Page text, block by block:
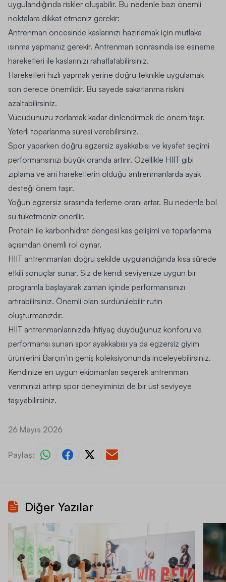
uygulandığında riskler oluşabilir. Bu nedenle bazı önemli
noktalara dikkat etmeniz gerekir:
Antrenman öncesinde kaslarınızı hazırlamak için mutlaka
ısınma yapmanız gerekir. Antrenman sonrasında ise esneme
hareketleri ile kaslarınızı rahatlatabilirsiniz.
Hareketleri hızlı yapmak yerine doğru teknikle uygulamak
son derece önemlidir. Bu sayede sakatlanma riskini
azaltabilirsiniz.
Vücudunuzu zorlamak kadar dinlendirmek de önem taşır.
Yeterli toparlanma süresi verebilirsiniz.
Spor yaparken doğru egzersiz ayakkabısı ve kıyafet seçimi
performansınızı büyük oranda artırır. Özellikle HIIT gibi
zıplama ve ani hareketlerin olduğu antrenmanlarda ayak
desteği önem taşır.
Yoğun egzersiz sırasında terleme oranı artar. Bu nedenle bol
su tüketmeniz önerilir.
Protein ile karbonhidrat dengesi kas gelişimi ve toparlanma
açısından önemli rol oynar.
HIIT antrenmanları doğru şekilde uygulandığında kısa sürede
etkili sonuçlar sunar. Siz de kendi seviyenize uygun bir
programla başlayarak zaman içinde performansınızı
artırabilirsiniz. Önemli olan sürdürülebilir rutin
oluşturmanızdır.
HIIT antrenmanlarınızda ihtiyaç duyduğunuz konforu ve
performansı sunan spor ayakkabısı ya da egzersiz giyim
ürünlerini Barçın’ın geniş koleksiyonunda inceleyebilirsiniz.
Kendinize en uygun ekipmanları seçerek antrenman
veriminizi artırıp spor deneyiminizi de bir üst seviyeye
taşıyabilirsiniz.
26 Mayıs 2026
Paylaş:
Diğer Yazılar